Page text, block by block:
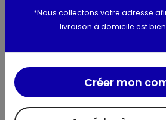
potassium.
Moutarde, sulfites
Valeurs nutritionnelles
*Nous collectons votre adresse
livraison à domicile est
Créer mon